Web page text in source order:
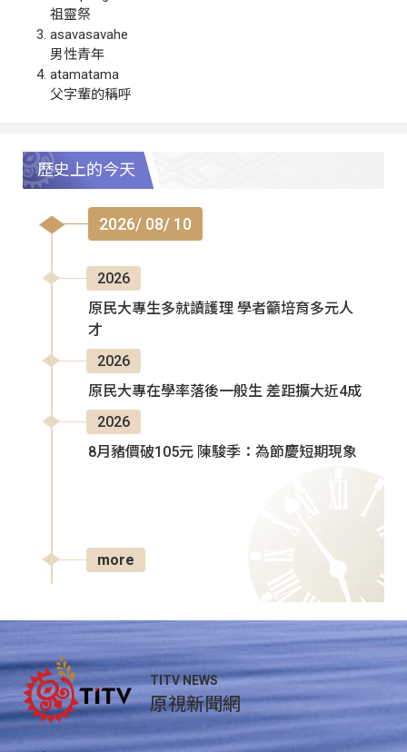
祖靈祭
asavasavahe
男性青年
atamatama
父字輩的稱呼
歷史上的今天
2026/ 08/ 10
2026
原民大專生多就讀護理 學者籲培育多元人
才
2026
原民大專在學率落後一般生 差距擴大近4成
2026
8月豬價破105元 陳駿季：為節慶短期現象
more
TITV NEWS
原視新聞網